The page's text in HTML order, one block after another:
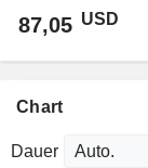
87,05 USD
Chart
Dauer